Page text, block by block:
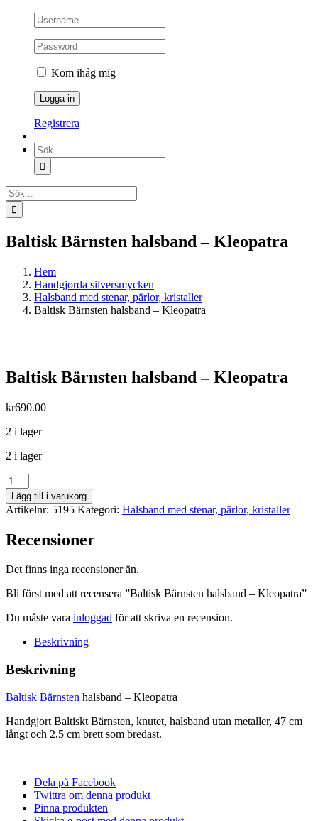
Kom ihåg mig
Registrera
Sök
efter:
Sök
efter:
Baltisk Bärnsten halsband – Kleopatra
Hem
Handgjorda silversmycken
Halsband med stenar, pärlor, kristaller
Baltisk Bärnsten halsband – Kleopatra
Baltisk Bärnsten halsband – Kleopatra
kr690.00
2 i lager
2 i lager
Baltisk
Bärnsten
halsband
-
mängd
Lägg till i varukorg
Artikelnr: 5195 Kategori: Halsband med stenar, pärlor, kristaller
Recensioner
Det finns inga recensioner än.
Bli först med att recensera ”Baltisk Bärnsten halsband – Kleopatra”
Du måste vara inloggad för att skriva en recension.
Beskrivning
Beskrivning
Baltisk Bärnsten halsband – Kleopatra
Handgjort Baltiskt Bärnsten, knutet, halsband utan metaller, 47 cm
långt och 2,5 cm brett som bredast.
Dela på Facebook
Twittra om denna produkt
Pinna produkten